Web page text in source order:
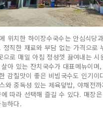
위치한 하이장수국수는 안심식당
정직한 재료와 부담 없는 가격으로
으로 매일 아침 정성껏 끓여내는 시
아 있는 잔치국수가 대표메뉴이
감칠맛이 좋은 비빔국수도 인기
와 중독성 있는 제육덮밥, 야채전
따라 선택해 즐길 수 있다. 매장
하다.